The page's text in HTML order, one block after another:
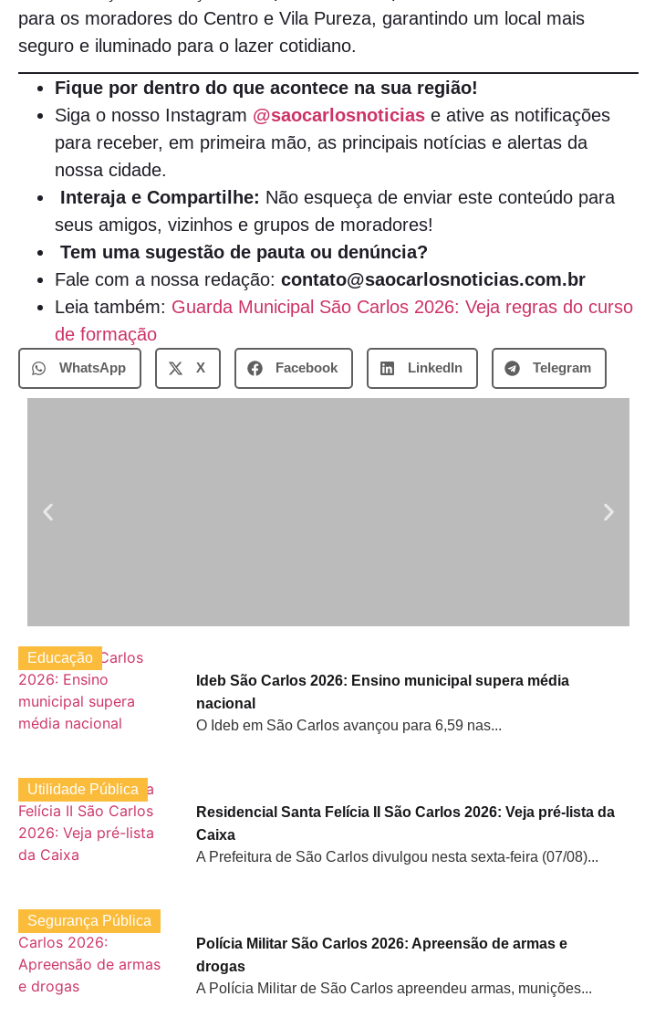
para os moradores do Centro e Vila Pureza, garantindo um local mais
seguro e iluminado para o lazer cotidiano.
Fique por dentro do que acontece na sua região!
Siga o nosso Instagram @saocarlosnoticias e ative as notificações
para receber, em primeira mão, as principais notícias e alertas da
nossa cidade.
Interaja e Compartilhe: Não esqueça de enviar este conteúdo para
seus amigos, vizinhos e grupos de moradores!
Tem uma sugestão de pauta ou denúncia?
Fale com a nossa redação: contato@saocarlosnoticias.com.br
Leia também: Guarda Municipal São Carlos 2026: Veja regras do curso
de formação
WhatsApp X Facebook LinkedIn Telegram
Educação
Ideb São Carlos 2026: Ensino municipal supera média
nacional
O Ideb em São Carlos avançou para 6,59 nas...
Utilidade Pública
Residencial Santa Felícia II São Carlos 2026: Veja pré-lista da
Caixa
A Prefeitura de São Carlos divulgou nesta sexta-feira (07/08)...
Segurança Pública
Polícia Militar São Carlos 2026: Apreensão de armas e
drogas
A Polícia Militar de São Carlos apreendeu armas, munições...